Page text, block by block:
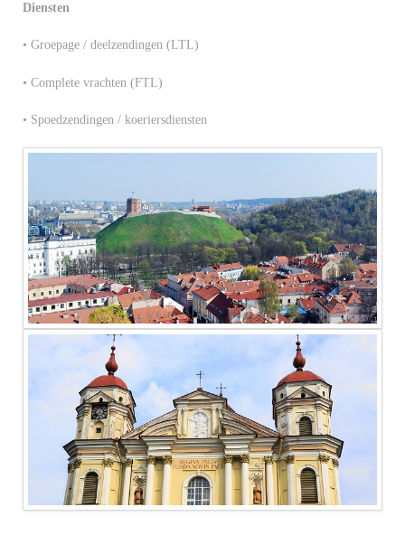
Diensten
• Groepage / deelzendingen (LTL)
• Complete vrachten (FTL)
• Spoedzendingen / koeriersdiensten